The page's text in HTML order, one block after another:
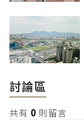
討論區
共有 0 則留言